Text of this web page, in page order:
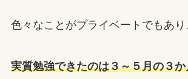
色々なことがプライベートでもあり
実質勉強できたのは３～５月の３